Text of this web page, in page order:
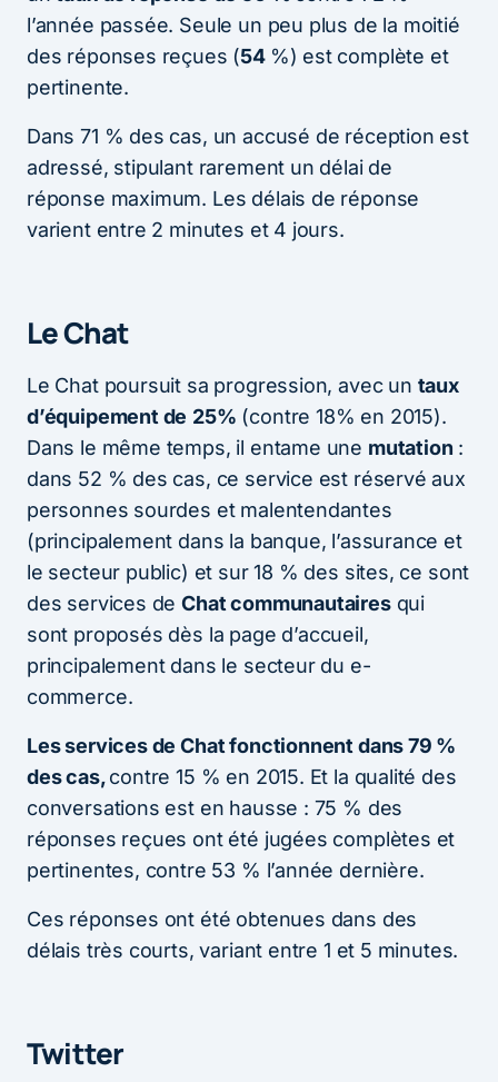
l’année passée. Seule un peu plus de la moitié
des réponses reçues (54 %) est complète et
pertinente.
Dans 71 % des cas, un accusé de réception est
adressé, stipulant rarement un délai de
réponse maximum. Les délais de réponse
varient entre 2 minutes et 4 jours.
Le Chat
Le Chat poursuit sa progression, avec un taux
d’équipement de 25% (contre 18% en 2015).
Dans le même temps, il entame une mutation :
dans 52 % des cas, ce service est réservé aux
personnes sourdes et malentendantes
(principalement dans la banque, l’assurance et
le secteur public) et sur 18 % des sites, ce sont
des services deChat communautairesqui
sont proposés dès la page d’accueil,
principalement dans le secteur du e-
commerce.
Les services de Chat fonctionnent dans 79 %
des cas,contre 15 % en 2015. Et la qualité des
conversations est en hausse : 75 % des
réponses reçues ont été jugées complètes et
pertinentes, contre 53 % l’année dernière.
Ces réponses ont été obtenues dans des
délais très courts, variant entre 1 et 5 minutes.
Twitter